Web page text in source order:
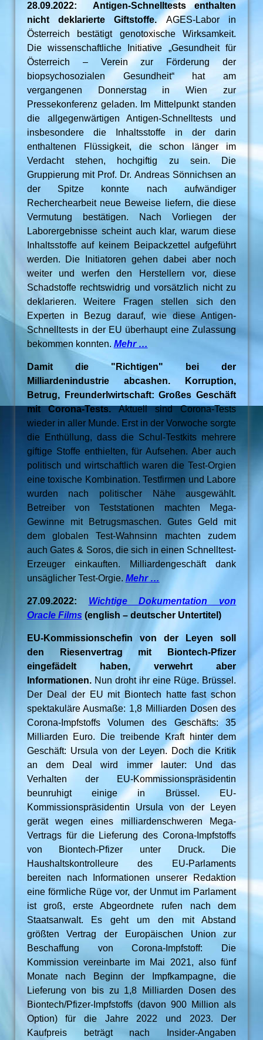
28.09.2022: Antigen-Schnelltests enthalten
nicht deklarierte Giftstoffe.AGES-Labor in
Österreich bestätigt genotoxische Wirksamkeit.
Die wissenschaftliche Initiative „Gesundheit für
Österreich – Verein zur Förderung der
biopsychosozialen Gesundheit“ hat am
vergangenen Donnerstag in Wien zur
Pressekonferenz geladen. Im Mittelpunkt standen
die allgegenwärtigen Antigen-Schnelltests und
insbesondere die Inhaltsstoffe in der darin
enthaltenen Flüssigkeit, die schon länger im
Verdacht stehen, hochgiftig zu sein. Die
Gruppierung mit Prof. Dr. Andreas Sönnichsen an
der Spitze konnte nach aufwändiger
Recherchearbeit neue Beweise liefern, die diese
Vermutung bestätigen. Nach Vorliegen der
Laborergebnisse scheint auch klar, warum diese
Inhaltsstoffe auf keinem Beipackzettel aufgeführt
werden. Die Initiatoren gehen dabei aber noch
weiter und werfen den Herstellern vor, diese
Schadstoffe rechtswidrig und vorsätzlich nicht zu
deklarieren. Weitere Fragen stellen sich den
Experten in Bezug darauf, wie diese Antigen-
Schnelltests in der EU überhaupt eine Zulassung
bekommen konnten. Mehr …
Damit die "Richtigen" bei der
Milliardenindustrie abcashen. Korruption,
Betrug, Freunderlwirtschaft: Großes Geschäft
mit Corona-Tests.Aktuell sind Corona-Tests
wieder in aller Munde. Erst in der Vorwoche sorgte
die Enthüllung, dass die Schul-Testkits mehrere
giftige Stoffe enthielten, für Aufsehen. Aber auch
politisch und wirtschaftlich waren die Test-Orgien
eine toxische Kombination. Testfirmen und Labore
wurden nach politischer Nähe ausgewählt.
Betreiber von Teststationen machten Mega-
Gewinne mit Betrugsmaschen. Gutes Geld mit
dem globalen Test-Wahnsinn machten zudem
auch Gates & Soros, die sich in einen Schnelltest-
Erzeuger einkauften. Milliardengeschäft dank
unsäglicher Test-Orgie. Mehr …
27.09.2022: Wichtige Dokumentation von
Oracle Films (english – deutscher Untertitel)
EU-Kommissionschefin von der Leyen soll
den Riesenvertrag mit Biontech-Pfizer
eingefädelt haben, verwehrt aber
Informationen. Nun droht ihr eine Rüge. Brüssel.
Der Deal der EU mit Biontech hatte fast schon
spektakuläre Ausmaße: 1,8 Milliarden Dosen des
Corona-Impfstoffs Volumen des Geschäfts: 35
Milliarden Euro. Die treibende Kraft hinter dem
Geschäft: Ursula von der Leyen. Doch die Kritik
an dem Deal wird immer lauter: Und das
Verhalten der EU-Kommissionspräsidentin
beunruhigt einige in Brüssel. EU-
Kommissionspräsidentin Ursula von der Leyen
gerät wegen eines milliardenschweren Mega-
Vertrags für die Lieferung des Corona-Impfstoffs
von Biontech-Pfizer unter Druck. Die
Haushaltskontrolleure des EU-Parlaments
bereiten nach Informationen unserer Redaktion
eine förmliche Rüge vor, der Unmut im Parlament
ist groß, erste Abgeordnete rufen nach dem
Staatsanwalt. Es geht um den mit Abstand
größten Vertrag der Europäischen Union zur
Beschaffung von Corona-Impfstoff: Die
Kommission vereinbarte im Mai 2021, also fünf
Monate nach Beginn der Impfkampagne, die
Lieferung von bis zu 1,8 Milliarden Dosen des
Biontech/Pfizer-Impfstoffs (davon 900 Million als
Option) für die Jahre 2022 und 2023. Der
Kaufpreis beträgt nach Insider-Angaben